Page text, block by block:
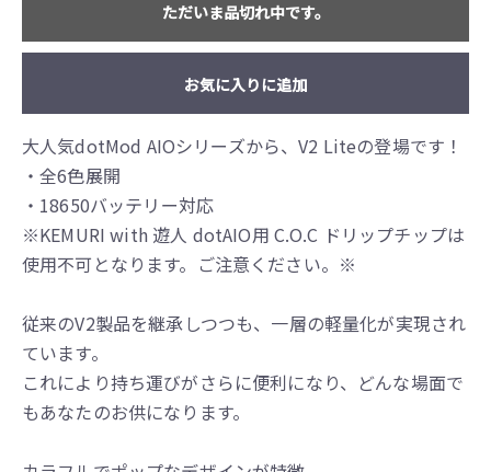
ただいま品切れ中です。
お気に入りに追加
大人気dotMod AIOシリーズから、V2 Liteの登場です！
・全6色展開
・18650バッテリー対応
※KEMURI with 遊人 dotAIO用 C.O.C ドリップチップは
使用不可となります。ご注意ください。※
従来のV2製品を継承しつつも、一層の軽量化が実現され
ています。
これにより持ち運びがさらに便利になり、どんな場面で
もあなたのお供になります。